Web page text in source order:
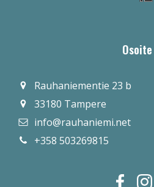
Osoite
Rauhaniementie 23 b
33180 Tampere
info@rauhaniemi.net
+358 503269815